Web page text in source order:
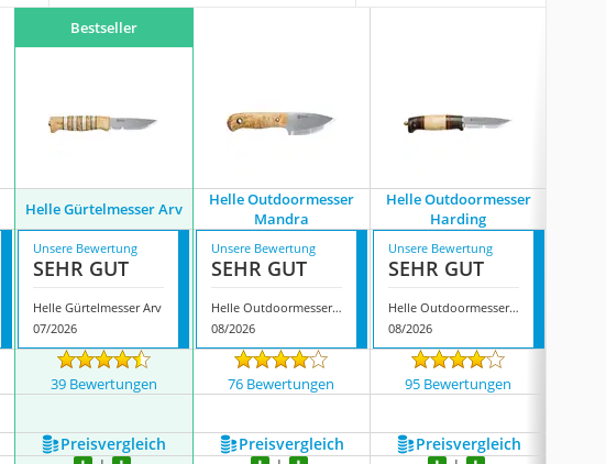
Bestseller
Helle Gürtelmesser Arv
Helle Outdoormesser
Mandra
Helle Outdoormesser
Harding
Unsere Bewertung
SEHR GUT
Helle Gürtelmesser Arv
07/2026
Unsere Bewertung
SEHR GUT
Helle Outdoormesser Mandra
08/2026
Unsere Bewertung
SEHR GUT
Helle Outdoormesser Harding
08/2026
39 Bewertungen 76 Bewertungen 95 Bewertungen
Preis­vergleich Preis­vergleich Preis­vergleich